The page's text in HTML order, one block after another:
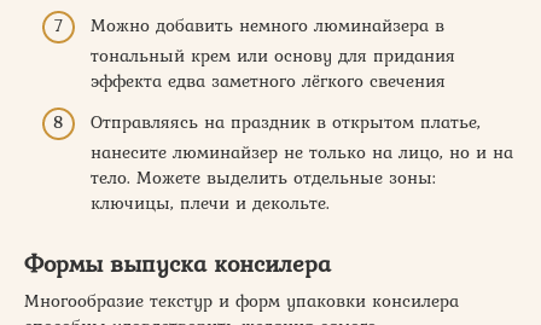
Можно добавить немного люминайзера в
тональный крем или основу для придания
эффекта едва заметного лёгкого свечения
Отправляясь на праздник в открытом платье,
нанеси­те люминайзер не только на лицо, но и на
тело. Можете выделить отдельные зоны:
ключицы, плечи и декольте.
Формы выпуска консилера
Многообразие текстур и форм упаковки консилера